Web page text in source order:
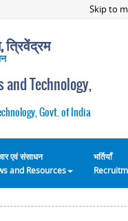
Skip to
त्रिवेंद्रम
Technology,
Govt. of India
एवं संसाधन
and Resources
भर्तियाँ